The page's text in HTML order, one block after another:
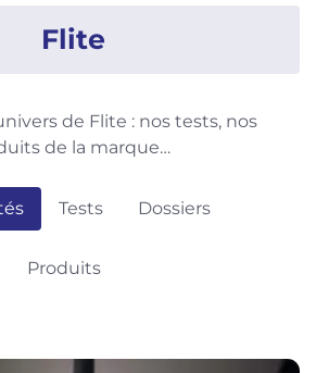
Flite
de Flite : nos tests, nos
de la marque…
Tests Dossiers
Produits